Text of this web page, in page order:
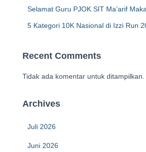
Selamat Guru PJOK SIT Ma’arif
5 Kategori 10K Nasional di Izzi Run
Recent Comments
Tidak ada komentar untuk ditampilkan.
Archives
Juli 2026
Juni 2026